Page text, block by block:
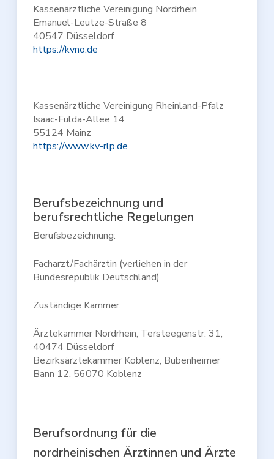
Kassenärztliche Vereinigung Nordrhein
Emanuel-Leutze-Straße 8
40547 Düsseldorf
https://kvno.de
Kassenärztliche Vereinigung Rheinland-Pfalz
Isaac-Fulda-Allee 14
55124 Mainz
https://www.kv-rlp.de
Berufsbezeichnung und
berufsrechtliche Regelungen
Berufsbezeichnung:
Facharzt/Fachärztin (verliehen in der
Bundesrepublik Deutschland)
Zuständige Kammer:
Ärztekammer Nordrhein, Tersteegenstr. 31,
40474 Düsseldorf
Bezirksärztekammer Koblenz, Bubenheimer
Bann 12, 56070 Koblenz
Berufsordnung für die
nordrheinischen Ärztinnen und Ärzte